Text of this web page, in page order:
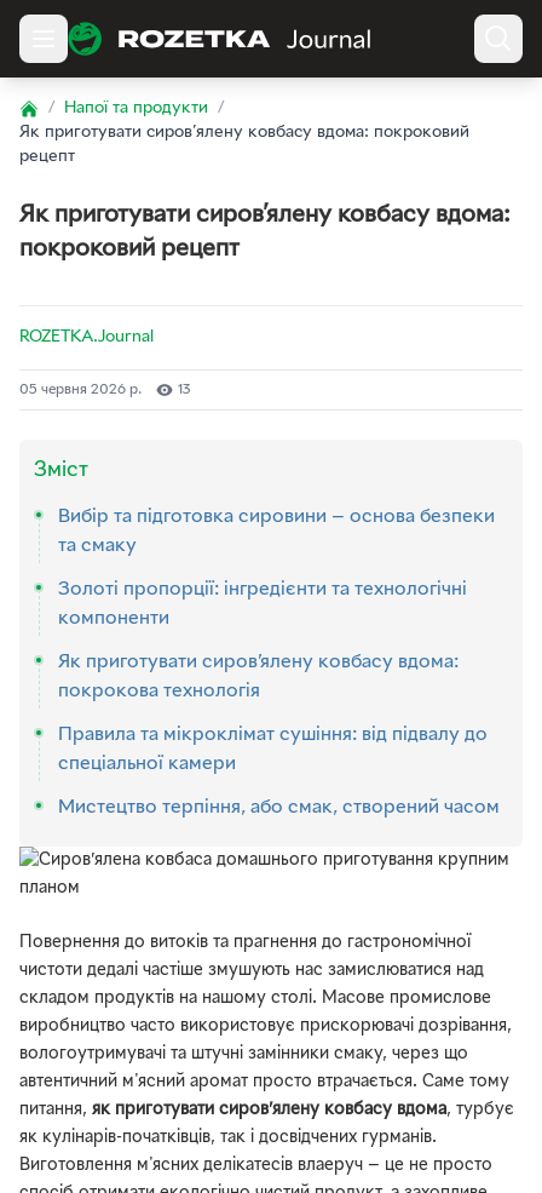
Home
/ Напої та продукти
/
Як приготувати сиров’ялену ковбасу вдома: покроковий
рецепт
Як приготувати сиров’ялену ковбасу вдома:
покроковий рецепт
Повернення до витоків та прагнення до гастрономічної
чистоти дедалі частіше змушують нас замислюватися над
складом продуктів на нашому столі. Масове промислове
виробництво часто використовує прискорювачі дозрівання,
вологоутримувачі та штучні замінники смаку, через що
автентичний м'ясний аромат просто втрачається. Саме тому
питання, як приготувати сиров’ялену ковбасу вдома, турбує
як кулінарів-початківців, так і досвідчених гурманів.
Виготовлення м'ясних делікатесів влаеруч — це не просто
ROZETKA.Journal
05 червня 2026 р. 13
Зміст
Вибір та підготовка сировини — основа безпеки
та смаку
Золоті пропорції: інгредієнти та технологічні
компоненти
Як приготувати сиров’ялену ковбасу вдома:
покрокова технологія
Правила та мікроклімат сушіння: від підвалу до
спеціальної камери
Мистецтво терпіння, або смак, створений часом